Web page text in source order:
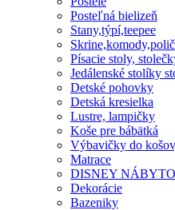
Posteľná bielizeň
Stany,týpí,teepee
Písacie stoly,
Jedálenské stolíky
Detské pohovky
Detská kresielka
Lustre, lampičky
Koše pre bábätká
Výbavičky do
Matrace
DISNEY
Dekorácie
Bazeniky